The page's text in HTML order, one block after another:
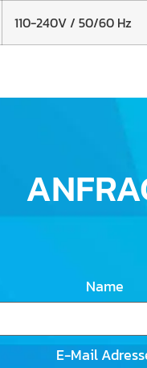
110-240V / 50/60 Hz
Name
E-Mail